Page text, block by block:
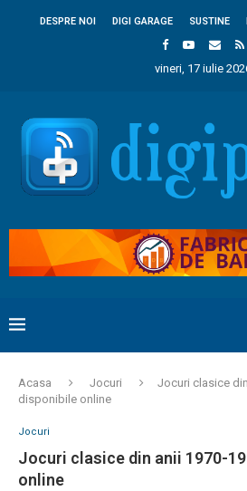
DESPRE NOI DIGI GARAGE SUSTINE
vineri, 17 iulie
Acasa Jocuri
Jocuri clasice
disponibile online
Jocuri
Jocuri clasice din anii 1970-
online